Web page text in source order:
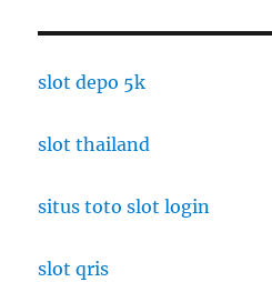
slot depo 5k
slot thailand
situs toto slot login
slot qris